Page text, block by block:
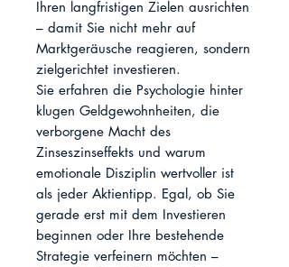
Ihren langfristigen Zielen ausrichten
– damit Sie nicht mehr auf
Marktgeräusche reagieren, sondern
zielgerichtet investieren.
Sie erfahren die Psychologie hinter
klugen Geldgewohnheiten, die
verborgene Macht des
Zinseszinseffekts und warum
emotionale Disziplin wertvoller ist
als jeder Aktientipp. Egal, ob Sie
gerade erst mit dem Investieren
beginnen oder Ihre bestehende
Strategie verfeinern möchten –